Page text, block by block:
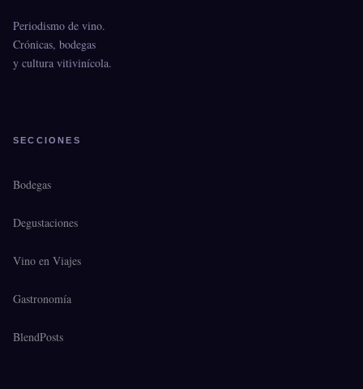
Periodismo de vino.
Crónicas, bodegas
y cultura vitivinícola.
SECCIONES
Bodegas
Degustaciones
Vino en Viajes
Gastronomía
BlendPosts